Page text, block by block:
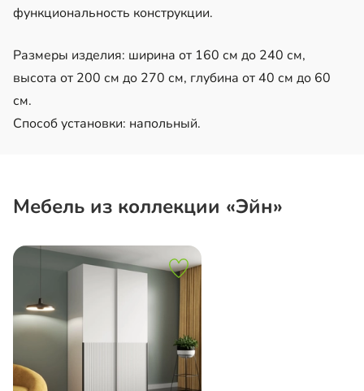
функциональность конструкции.
Размеры изделия: ширина от 160 см до 240 см,
высота от 200 см до 270 см, глубина от 40 см до 60
см.
Способ установки: напольный.
Мебель из коллекции «Эйн»